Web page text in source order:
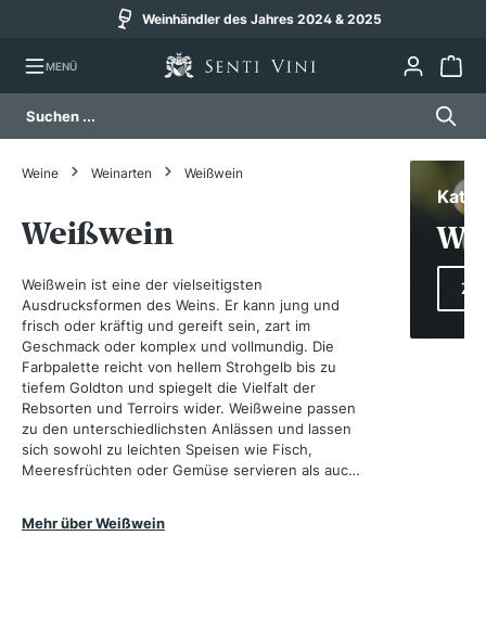
Versand am selben Werktag (bis 14 Uhr)
MENÜ
Weine Weinarten Weißwein
Weißwein
Weißwein ist eine der vielseitigsten
Ausdrucksformen des Weins. Er kann jung und
frisch oder kräftig und gereift sein, zart im
Geschmack oder komplex und vollmundig. Die
Farbpalette reicht von hellem Strohgelb bis zu
tiefem Goldton und spiegelt die Vielfalt der
Rebsorten und Terroirs wider. Weißweine passen
zu den unterschiedlichsten Anlässen und lassen
sich sowohl zu leichten Speisen wie Fisch,
Meeresfrüchten oder Gemüse servieren als auch
Sortiment finden Sie Weißweine aus den
Mehr über Weißwein